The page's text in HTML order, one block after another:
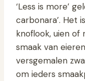
‘Less is more’
carbonara’. Het
knoflook, uien
smaak van
versgemalen
om ieders